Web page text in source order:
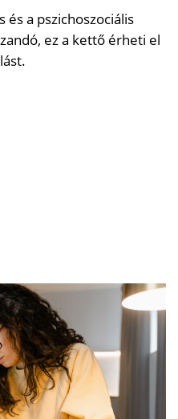
és a pszichoszociális
ez a kettő érheti el